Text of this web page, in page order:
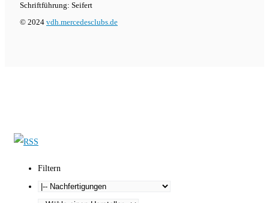
Schriftführung: Seifert
© 2024 vdh.mercedesclubs.de
Filtern